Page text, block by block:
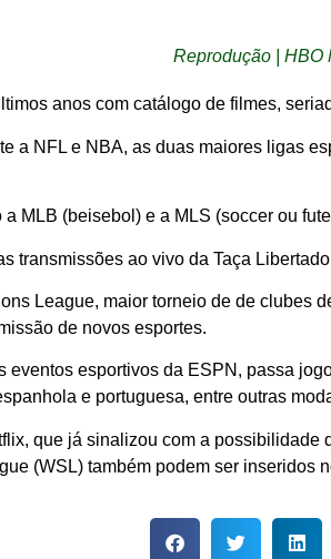
Reprodução | HBO
anos com catálogo de filmes,
a NFL e NBA, as duas maiores ligas
MLB (beisebol) e a MLS (soccer ou
transmissões ao vivo da Taça
League, maior torneio de de clubes
de novos esportes.
eventos esportivos da ESPN, passa
e portuguesa, entre outras
que já sinalizou com a
(WSL) também podem ser inseridos